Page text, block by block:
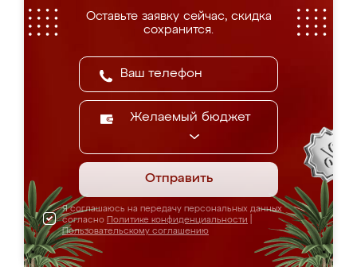
Оставьте заявку сейчас, скидка
сохранится.
Желаемый бюджет
Отправить
Я соглашаюсь на передачу персональных данных
согласно Политике конфиденциальности
Пользовательскому соглашению